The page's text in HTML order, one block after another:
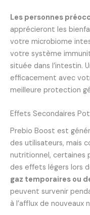
Les personnes
apprécieront les
votre microbiome
votre système
située dans l’intestin.
efficacement avec
meilleure protection
Effets Secondaires
Prebio Boost est
des utilisateurs, mais
nutritionnel, certaines
des effets légers lors
gaz temporaires ou
peuvent survenir
à l’afflux de